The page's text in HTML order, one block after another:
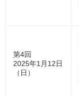
第4回
2025年1月12日
（日）